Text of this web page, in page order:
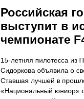
Российская
выступит в
чемпионате
15-летняя пилотесса из
Сидоркова объявила о
Ставшая лучшей в
«Национальный юниор»